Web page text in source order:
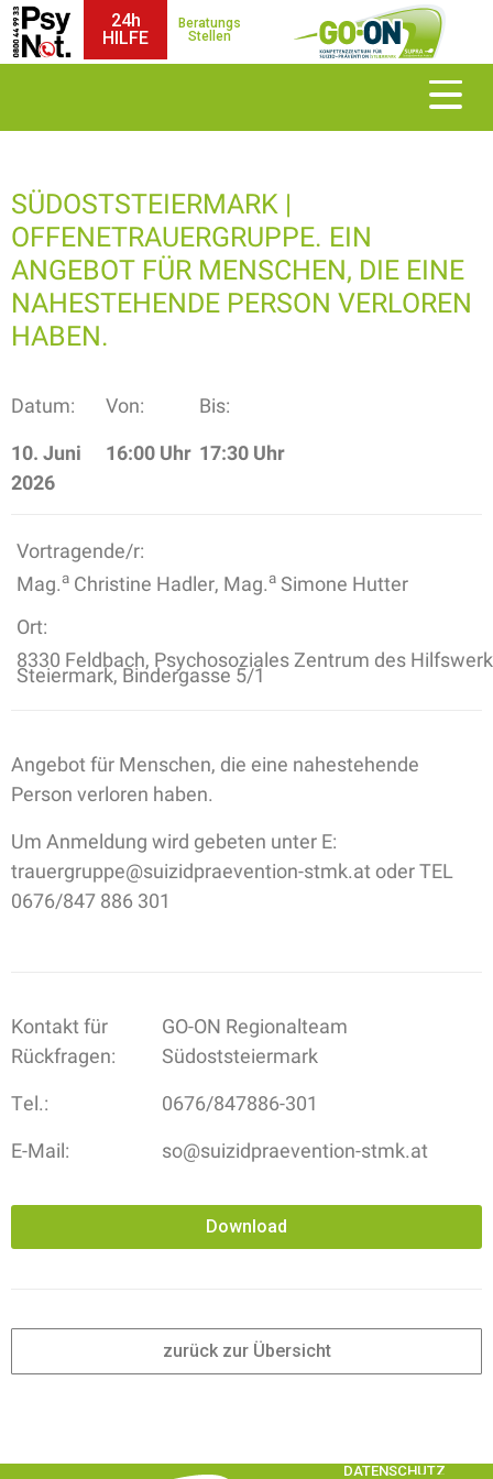
24h
HILFE
Beratungs
Stellen
SÜDOSTSTEIERMARK |
OFFENETRAUERGRUPPE. EIN
ANGEBOT FÜR MENSCHEN, DIE EINE
NAHESTEHENDE PERSON VERLOREN
HABEN.
Datum:
10. Juni
2026
Von:
16:00 Uhr
Bis:
17:30 Uhr
Vortragende/r:
Mag.a Christine Hadler, Mag.a Simone Hutter
Ort:
8330 Feldbach, Psychosoziales Zentrum des Hilfswerk
Steiermark, Bindergasse 5/1
Angebot für Menschen, die eine nahestehende
Person verloren haben.
Um Anmeldung wird gebeten unter E:
trauergruppe@suizidpraevention-stmk.at oder TEL
0676/847 886 301
Kontakt für
Rückfragen:
GO-ON Regionalteam
Südoststeiermark
Tel.:
0676/847886-301
E-Mail:
so@suizidpraevention-stmk.at
Download
zurück zur Übersicht
DATENSCHUTZ